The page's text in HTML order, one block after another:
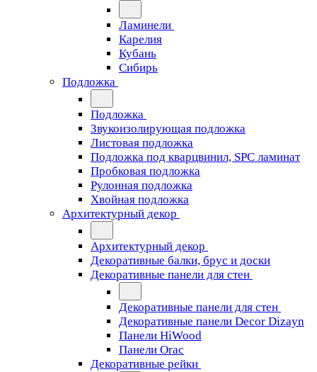
Ламинели
Карелия
Кубань
Сибирь
Подложка
Подложка
Звукоизолирующая подложка
Листовая подложка
Подложка под кварцвинил, SPC ламинат
Пробковая подложка
Рулонная подложка
Хвойная подложка
Архитектурный декор
Архитектурный декор
Декоративные балки, брус и доски
Декоративные панели для стен
Декоративные панели для стен
Декоративные панели Decor Dizayn
Панели HiWood
Панели Orac
Декоративные рейки